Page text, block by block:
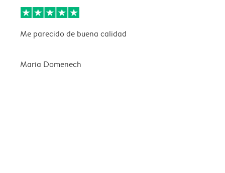
Me parecido de buena calidad
Maria Domenech